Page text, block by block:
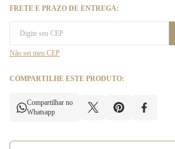
FRETE E PRAZO DE ENTREGA:
Não sei meu CEP
COMPARTILHE ESTE PRODUTO:
Compartilhar no
Whatsapp